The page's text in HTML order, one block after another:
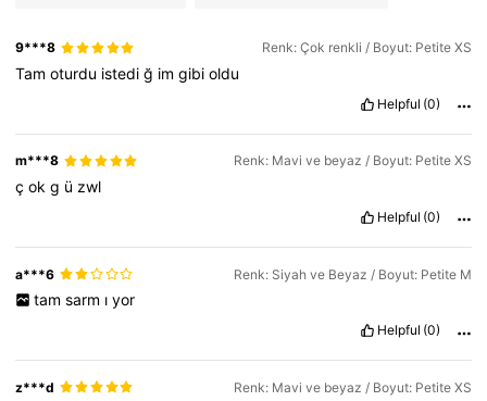
9***8 Renk: Çok renkli / Boyut: Petite XS
Tamoturdu istediğ imgibioldu
Helpful (0)
m***8 Renk: Mavi ve beyaz / Boyut: Petite XS
çokg ü zwl
Helpful (0)
a***6 Renk: Siyah ve Beyaz / Boyut: Petite M
tam sarm ı yor
Helpful (0)
z***d Renk: Mavi ve beyaz / Boyut: Petite XS